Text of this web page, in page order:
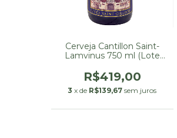
Cerveja Cantillon Saint-
Lamvinus 750 ml (Lote
R$419,00
3 x de R$139,67 sem juros